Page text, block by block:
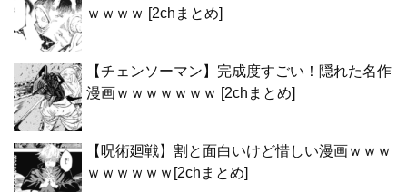
ｗｗｗｗ [2chまとめ]
【チェンソーマン】完成度すごい！隠れた名作
漫画ｗｗｗｗｗｗｗ [2chまとめ]
【呪術廻戦】割と面白いけど惜しい漫画ｗｗｗ
ｗｗｗｗｗｗ[2chまとめ]